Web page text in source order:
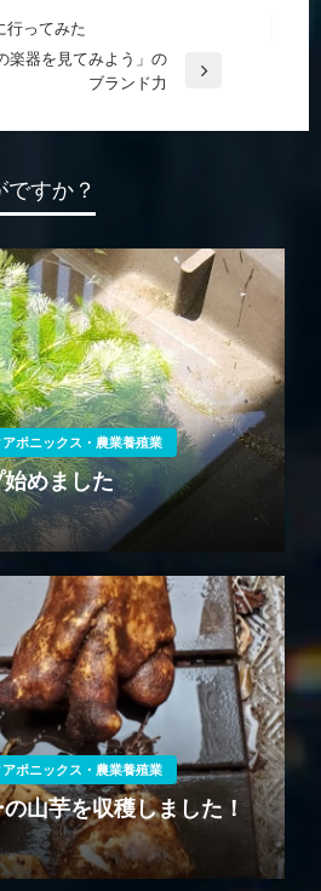
行ってみた
楽器を見てみよう」の
ブランド力
すか？
ポニックス・農業養殖業
めました
ポニックス・農業養殖業
山芋を収穫しました！